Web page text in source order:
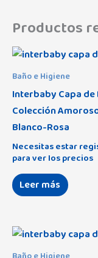
Productos
Baño e Higiene
Interbaby Capa de
Colección
Blanco-Rosa
Necesitas estar
para ver los precios
Leer más